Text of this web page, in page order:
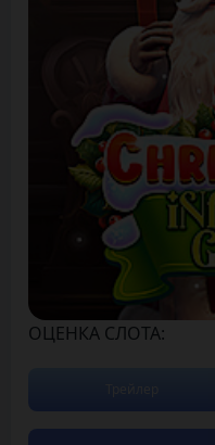
ОЦЕНКА СЛОТА: